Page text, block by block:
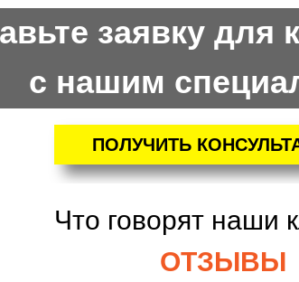
ПОЛУЧИТЬ
заявку для
с нашим
Что говорят наши
ОТЗЫВЫ